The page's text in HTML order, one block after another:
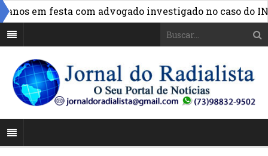
festa com advogado investigado no caso do INSS »